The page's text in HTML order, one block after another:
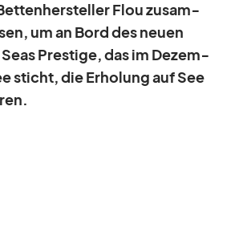
Flou zu­sam­
um an Bord des neuen
Pres­tige, das im De­zem­
sticht, die Er­ho­lung auf See